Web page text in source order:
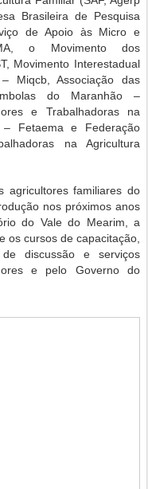
Brasileira de Pesquisa
de Apoio às Micro e
o Movimento dos
Movimento Interestadual
Miqcb, Associação das
do Maranhão –
e Trabalhadoras na
Fetaema e Federação
na Agricultura
agricultores familiares do
nos próximos anos
do Vale do Mearim, a
os cursos de capacitação,
discussão e serviços
e pelo Governo do